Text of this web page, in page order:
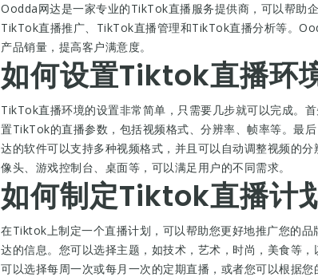
Oodda网达是一家专业的TikTok直播服务提供商，可以帮助
TikTok直播推广、TikTok直播管理和TikTok直播分析等。
产品销量，提高客户满意度。
如何设置Tiktok直播环
TikTok直播环境的设置非常简单，只需要几步就可以完成。
置TikTok的直播参数，包括视频格式、分辨率、帧率等。最
达的软件可以支持多种视频格式，并且可以自动调整视频的
像头、游戏控制台、桌面等，可以满足用户的不同需求。
如何制定Tiktok直播计
在Tiktok上制定一个直播计划，可以帮助您更好地推广您的
达的信息。您可以选择主题，如技术，艺术，时尚，美食等
可以选择每周一次或每月一次的定期直播，或者您可以根据